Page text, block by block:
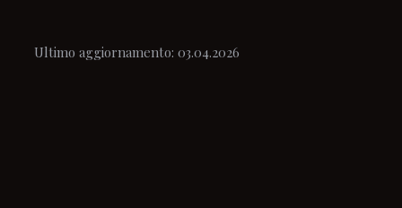
Ultimo aggiornamento: 03.04.2026